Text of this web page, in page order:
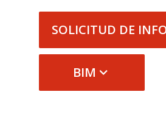
SOLICITUD DE
BIM